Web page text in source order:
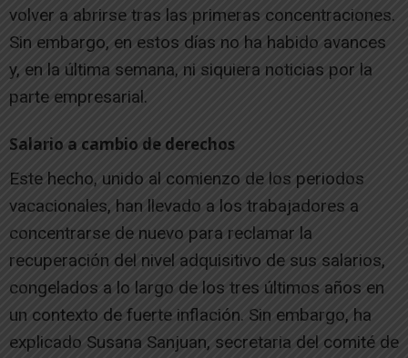
volver a abrirse tras las primeras concentraciones.
Sin embargo, en estos días no ha habido avances
y, en la última semana, ni siquiera noticias por la
parte empresarial.
Salario a cambio de derechos
Este hecho, unido al comienzo de los periodos
vacacionales, han llevado a los trabajadores a
concentrarse de nuevo para reclamar la
recuperación del nivel adquisitivo de sus salarios,
congelados a lo largo de los tres últimos años en
un contexto de fuerte inflación. Sin embargo, ha
explicado Susana Sanjuan, secretaria del comité de